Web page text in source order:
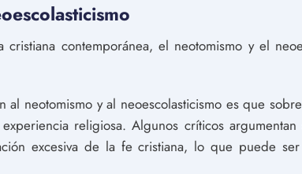
contemporánea, el neotomismo y el
al neotomismo y al neoescolasticismo es que
religiosa. Algunos críticos
excesiva de la fe cristiana, lo que puede